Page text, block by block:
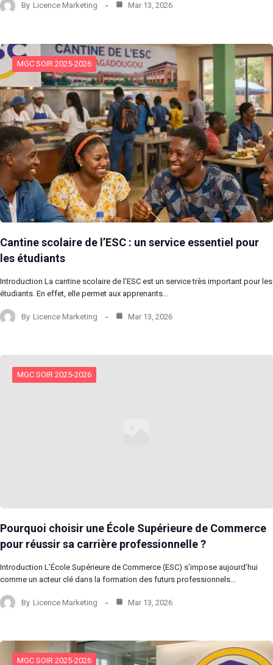
By Licence Marketing Mar 13, 2026
MGC SOIR 2025-2026
Cantine scolaire de l’ESC : un service essentiel pour
les étudiants
Introduction La cantine scolaire de l’ESC est un service très important pour les
étudiants. En effet, elle permet aux apprenants…
By Licence Marketing Mar 13, 2026
MGC SOIR 2025-2026
Pourquoi choisir une École Supérieure de Commerce
pour réussir sa carrière professionnelle ?
Introduction L’École Supérieure de Commerce (ESC) s’impose aujourd’hui
comme un acteur clé dans la formation des futurs professionnels…
By Licence Marketing Mar 13, 2026
MGC SOIR 2025-2026